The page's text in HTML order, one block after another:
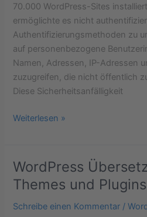
70.000 WordPress-Sites
ermöglichte es nicht
Authentifizierungsmethoden zu
auf personenbezogene
Namen, Adressen, IP-Adressen
zuzugreifen, die nicht öffentlich
Diese Sicherheitsanfälligkeit
Weiterlesen »
WordPress
Themes und Plugins
Schreibe einen Kommentar /
WordPress
Übersetzungen
von
Themes